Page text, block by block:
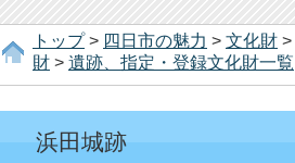
トップ> 四日市の魅力 > 文化財 >
財 > 遺跡、指定・登録文化財一覧
浜田城跡